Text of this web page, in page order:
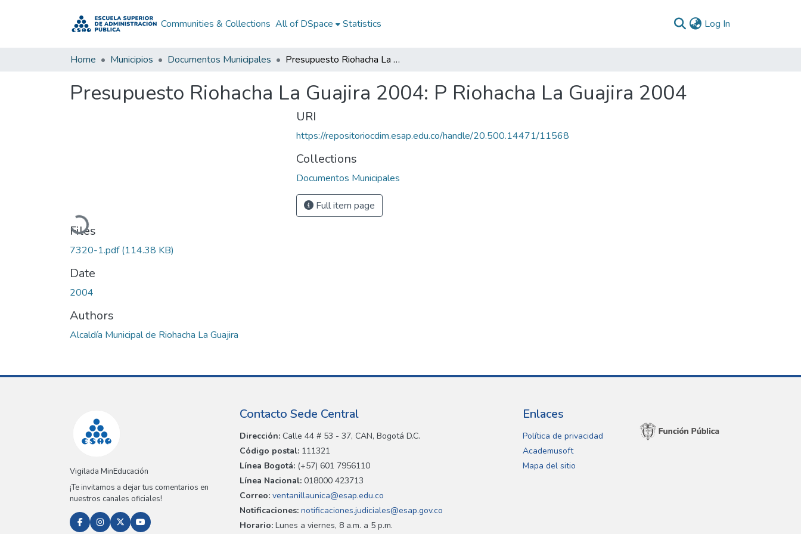
Communities & Collections All of DSpace Statistics Log In
Home Municipios Documentos Municipales Presupuesto Riohacha La Guajira 2004: P Riohacha La Guajira 2004
Presupuesto Riohacha La Guajira 2004: P Riohacha La Guajira 2004
Loading...
Files
7320-1.pdf(114.38 KB)
Date
2004
Authors
Alcaldía Municipal de Riohacha La Guajira
URI
https://repositoriocdim.esap.edu.co/handle/20.500.14471/11568
Collections
Documentos Municipales
Full item page
Vigilada MinEducación
¡Te invitamos a dejar tus comentarios en
nuestros canales oficiales!
Contacto Sede Central
Dirección: Calle 44 # 53 - 37, CAN, Bogotá D.C.
Código postal: 111321
Línea Bogotá: (+57) 601 7956110
Línea Nacional: 018000 423713
Correo: ventanillaunica@esap.edu.co
Notificaciones: notificaciones.judiciales@esap.gov.co
Horario: Lunes a viernes, 8 a.m. a 5 p.m.
Enlaces
Política de privacidad
Academusoft
Mapa del sitio